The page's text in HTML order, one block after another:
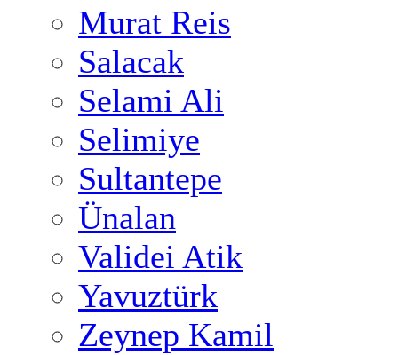
Murat Reis
Salacak
Selami Ali
Selimiye
Sultantepe
Ünalan
Validei Atik
Yavuztürk
Zeynep Kamil